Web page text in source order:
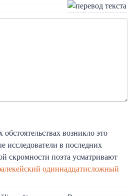
возникло это
исследователи в последних
скромности поэта усматривают
одиннадцатисложный